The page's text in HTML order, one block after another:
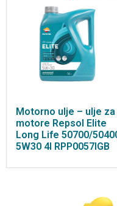
Motorno ulje – ulje za
motore Repsol Elite
Long Life 50700/
5W30 4l RPP0057IGB